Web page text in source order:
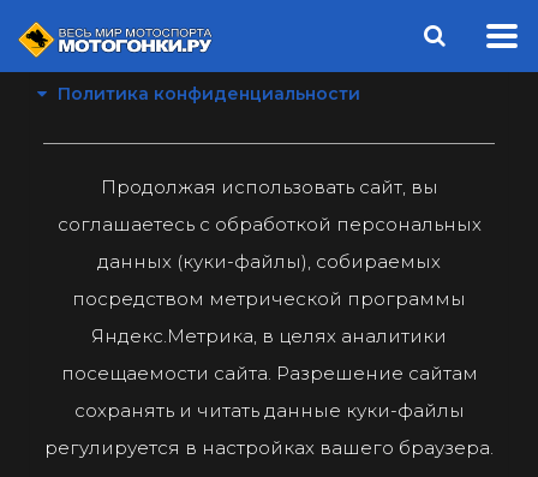
Политика конфиденциальности
Продолжая использовать сайт, вы
соглашаетесь с обработкой персональных
данных (куки-файлы), собираемых
посредством метрической программы
Яндекс.Метрика, в целях аналитики
посещаемости сайта. Разрешение сайтам
сохранять и читать данные куки-файлы
регулируется в настройках вашего браузера.